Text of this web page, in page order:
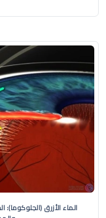
الماء الأزرق (الجلوكوما):